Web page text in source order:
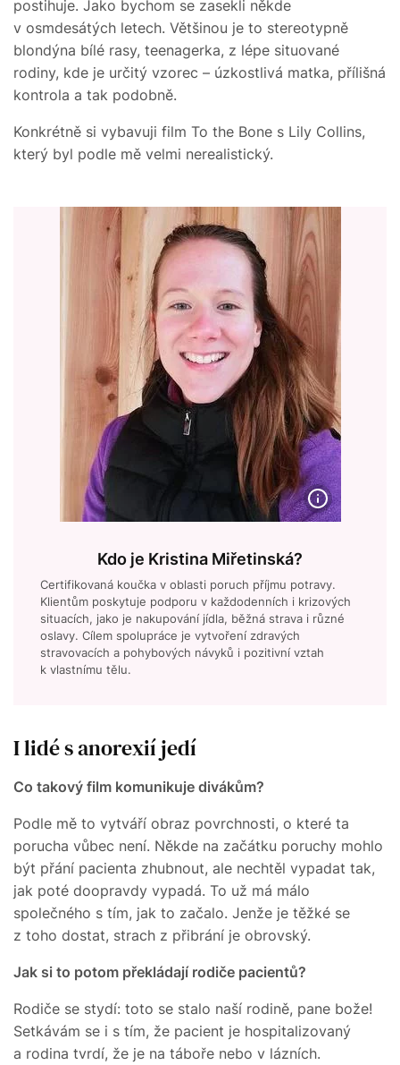
postihuje. Jako bychom se zasekli někde
v osmdesátých letech. Většinou je to stereotypně
blondýna bílé rasy, teenagerka, z lépe situované
rodiny, kde je určitý vzorec – úzkostlivá matka, přílišná
kontrola a tak podobně.
Konkrétně si vybavuji film To the Bone s Lily Collins,
který byl podle mě velmi nerealistický.
Kdo je Kristina Miřetinská?
Certifikovaná koučka v oblasti poruch příjmu potravy.
Klientům poskytuje podporu v každodenních i krizových
situacích, jako je nakupování jídla, běžná strava i různé
oslavy. Cílem spolupráce je vytvoření zdravých
stravovacích a pohybových návyků i pozitivní vztah
k vlastnímu tělu.
I lidé s anorexií jedí
Co takový film komunikuje divákům?
Podle mě to vytváří obraz povrchnosti, o které ta
porucha vůbec není. Někde na začátku poruchy mohlo
být přání pacienta zhubnout, ale nechtěl vypadat tak,
jak poté doopravdy vypadá. To už má málo
společného s tím, jak to začalo. Jenže je těžké se
z toho dostat, strach z přibrání je obrovský.
Jak si to potom překládají rodiče pacientů?
Rodiče se stydí: toto se stalo naší rodině, pane bože!
Setkávám se i s tím, že pacient je hospitalizovaný
a rodina tvrdí, že je na táboře nebo v lázních.